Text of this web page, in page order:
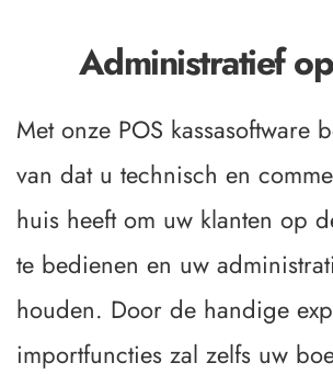
Administratief
Met onze POS kassasoftware
van dat u technisch en
huis heeft om uw klanten op
te bedienen en uw
houden. Door de handige
importfuncties zal zelfs uw